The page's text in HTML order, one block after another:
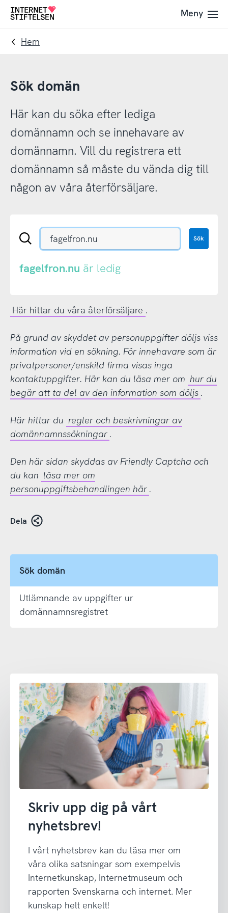
Till
navigering
Till
innehåll
Till
Meny
Hem
Sök domän
Här kan du söka efter lediga
domännamn och se innehavare av
domännamn. Vill du registrera ett
domännamn så måste du vända dig till
någon av våra återförsäljare.
Sök
eller
Sök
fagelfron.nu är ledig
Här hittar du våra återförsäljare .
På grund av skyddet av personuppgifter döljs viss
information vid en sökning. För innehavare som är
privatpersoner/enskild firma visas inga
kontaktuppgifter. Här kan du läsa mer om hur du
begär att ta del av den information som döljs .
Här hittar du regler och beskrivningar av
domännamnssökningar .
Den här sidan skyddas av Friendly Captcha och
du kan läsa mer om
personuppgiftsbehandlingen här .
Dela
Sök domän
Utlämnande av uppgifter ur
domännamnsregistret
Skriv upp dig på vårt
nyhetsbrev!
I vårt nyhetsbrev kan du läsa mer om
våra olika satsningar som exempelvis
Internetkunskap, Internetmuseum och
rapporten Svenskarna och internet. Mer
kunskap helt enkelt!